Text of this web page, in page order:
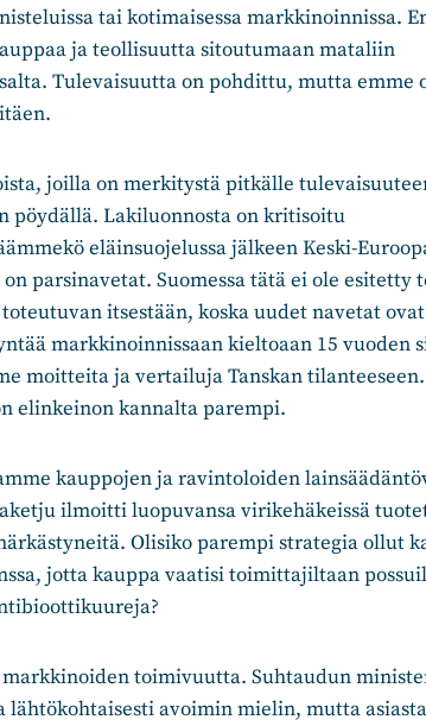
tai kotimaisessa markkinoinnissa.
ja teollisuutta sitoutumaan mataliin
Tulevaisuutta on pohdittu, mutta emme
joilla on merkitystä pitkälle
pöydällä. Lakiluonnosta on kritisoitu
eläinsuojelussa jälkeen Keski-
parsinavetat. Suomessa tätä ei ole esitetty
itsestään, koska uudet navetat
markkinoinnissaan kieltoaan 15 vuoden
moitteita ja vertailuja Tanskan
elinkeinon kannalta parempi.
kauppojen ja ravintoloiden
ilmoitti luopuvansa virikehäkeissä
Olisiko parempi strategia ollut
jotta kauppa vaatisi toimittajiltaan
toimivuutta. Suhtaudun
avoimin mielin, mutta